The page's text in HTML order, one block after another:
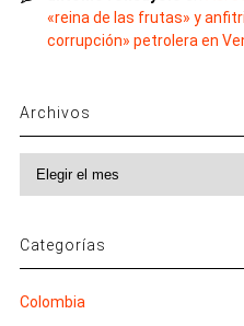
«reina de las frutas» y
corrupción» petrolera en
Archivos
Categorías
Colombia